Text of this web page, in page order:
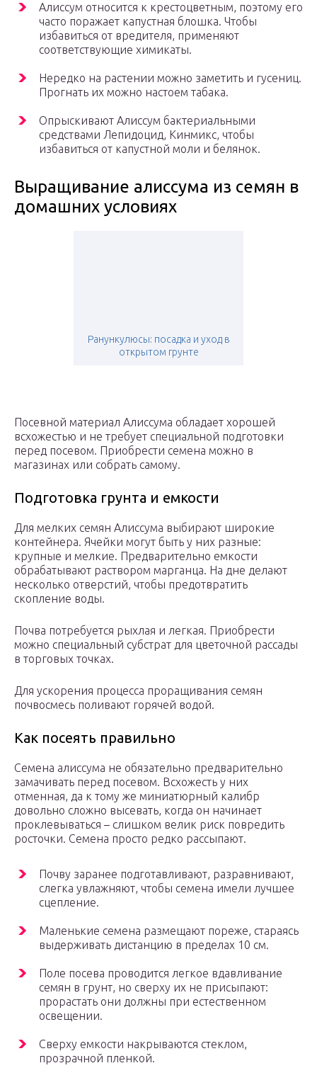
Алиссум относится к крестоцветным, поэтому его
часто поражает капустная блошка. Чтобы
избавиться от вредителя, применяют
соответствующие химикаты.
Нередко на растении можно заметить и гусениц.
Прогнать их можно настоем табака.
Опрыскивают Алиссум бактериальными
средствами Лепидоцид, Кинмикс, чтобы
избавиться от капустной моли и белянок.
Выращивание алиссума из семян в
домашних условиях
Ранункулюсы: посадка и уход в
открытом грунте
Посевной материал Алиссума обладает хорошей
всхожестью и не требует специальной подготовки
перед посевом. Приобрести семена можно в
магазинах или собрать самому.
Подготовка грунта и емкости
Для мелких семян Алиссума выбирают широкие
контейнера. Ячейки могут быть у них разные:
крупные и мелкие. Предварительно емкости
обрабатывают раствором марганца. На дне делают
несколько отверстий, чтобы предотвратить
скопление воды.
Почва потребуется рыхлая и легкая. Приобрести
можно специальный субстрат для цветочной рассады
в торговых точках.
Для ускорения процесса проращивания семян
почвосмесь поливают горячей водой.
Как посеять правильно
Семена алиссума не обязательно предварительно
замачивать перед посевом. Всхожесть у них
отменная, да к тому же миниатюрный калибр
довольно сложно высевать, когда он начинает
проклевываться – слишком велик риск повредить
росточки. Семена просто редко рассыпают.
Почву заранее подготавливают, разравнивают,
слегка увлажняют, чтобы семена имели лучшее
сцепление.
Маленькие семена размещают пореже, стараясь
выдерживать дистанцию в пределах 10 см.
Поле посева проводится легкое вдавливание
семян в грунт, но сверху их не присыпают:
прорастать они должны при естественном
освещении.
Сверху емкости накрываются стеклом,
прозрачной пленкой.